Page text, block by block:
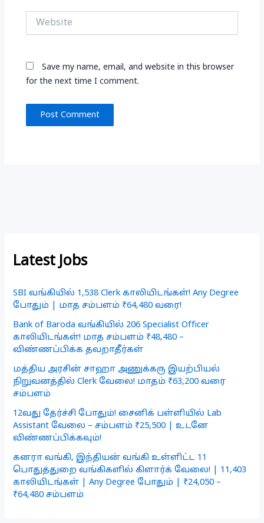
Website
Save my name, email, and website in this browser
for the next time I comment.
Latest Jobs
SBI வங்கியில் 1,538 Clerk காலியிடங்கள்! Any Degree
போதும் | மாத சம்பளம் ₹64,480 வரை!
Bank of Baroda வங்கியில் 206 Specialist Officer
காலியிடங்கள்! மாத சம்பளம் ₹48,480 –
விண்ணப்பிக்க தவறாதீர்கள்
மத்திய அரசின் சாஹா அணுக்கரு இயற்பியல்
நிறுவனத்தில் Clerk வேலை! மாதம் ₹63,200 வரை
சம்பளம்
12வது தேர்ச்சி போதும்! சைனிக் பள்ளியில் Lab
Assistant வேலை – சம்பளம் ₹25,500 | உடனே
விண்ணப்பிக்கவும்!
கனரா வங்கி, இந்தியன் வங்கி உள்ளிட்ட 11
பொதுத்துறை வங்கிகளில் கிளார்க் வேலை! | 11,403
காலியிடங்கள் | Any Degree போதும் | ₹24,050 –
₹64,480 சம்பளம்